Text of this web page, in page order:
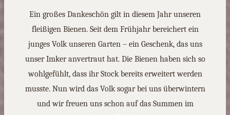
Ein großes Dankeschön gilt in diesem Jahr unseren
fleißigen Bienen. Seit dem Frühjahr bereichert ein
junges Volk unseren Garten – ein Geschenk, das uns
unser Imker anvertraut hat. Die Bienen haben sich so
wohlgefühlt, dass ihr Stock bereits erweitert werden
musste. Nun wird das Volk sogar bei uns überwintern
und wir freuen uns schon auf das Summen im